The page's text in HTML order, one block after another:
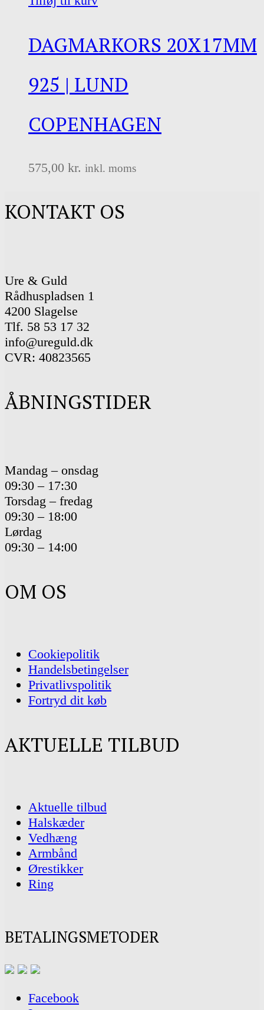
DAGMARKORS 20X17MM
925 | LUND
COPENHAGEN
575,00 kr. inkl. moms
KONTAKT OS
Ure & Guld
Rådhuspladsen 1
4200 Slagelse
Tlf. 58 53 17 32
info@ureguld.dk
CVR: 40823565
ÅBNINGSTIDER
Mandag – onsdag
09:30 – 17:30
Torsdag – fredag
09:30 – 18:00
Lørdag
09:30 – 14:00
OM OS
Cookiepolitik
Handelsbetingelser
Privatlivspolitik
Fortryd dit køb
AKTUELLE TILBUD
Aktuelle tilbud
Halskæder
Vedhæng
Armbånd
Ørestikker
Ring
BETALINGSMETODER
Facebook